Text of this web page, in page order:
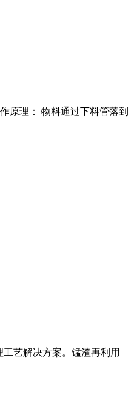
原理： 物料通过下料管落到
艺解决方案。锰渣再利用